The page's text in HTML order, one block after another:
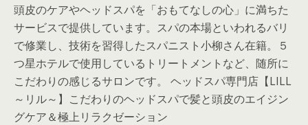
頭皮のケアやヘッドスパを「おもてなしの心」に満ちた
サービスで提供しています。スパの本場といわれるバリ
で修業し、技術を習得したスパニスト小柳さん在籍。５
つ星ホテルで使用しているトリートメントなど、随所に
こだわりの感じるサロンです。 ヘッドスパ専門店【LILL
～リル～】こだわりのヘッドスパで髪と頭皮のエイジン
グケア＆極上リラクゼーション